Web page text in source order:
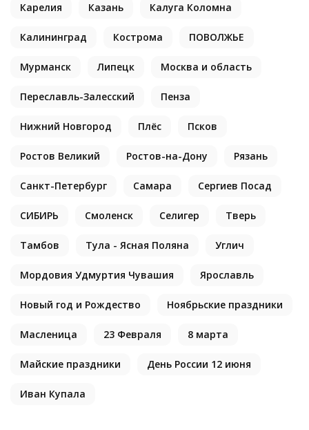
Карелия Казань Калуга Коломна
Калининград Кострома ПОВОЛЖЬЕ
Мурманск Липецк Москва и область
Переславль-Залесский Пенза
Нижний Новгород Плёс Псков
Ростов Великий Ростов-на-Дону Рязань
Санкт-Петербург Самара Сергиев Посад
СИБИРЬ Смоленск Селигер Тверь
Тамбов Тула - Ясная Поляна Углич
Мордовия Удмуртия Чувашия Ярославль
Новый год и Рождество Ноябрьские праздники
Масленица 23 Февраля 8 марта
Майские праздники День России 12 июня
Иван Купала